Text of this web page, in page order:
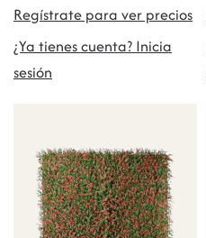
Regístrate para ver precios
¿Ya tienes cuenta? Inicia
sesión